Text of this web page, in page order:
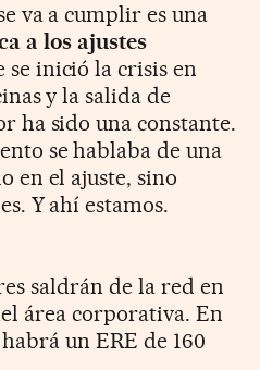
va a cumplir es una
a los ajustes
se inició la crisis en
y la salida de
ha sido una constante.
se hablaba de una
en el ajuste, sino
Y ahí estamos.
saldrán de la red en
área corporativa. En
un ERE de 160